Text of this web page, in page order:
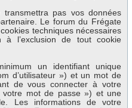
pas vos données
Le forum du Frégate
techniques nécessaires
l’exclusion de tout cookie
un identifiant unique
d’utilisateur ») et un mot de
de vous connecter à votre
mot de passe ») et une
Les informations de votre